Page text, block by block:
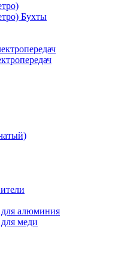
Бухты
для алюминия
меди